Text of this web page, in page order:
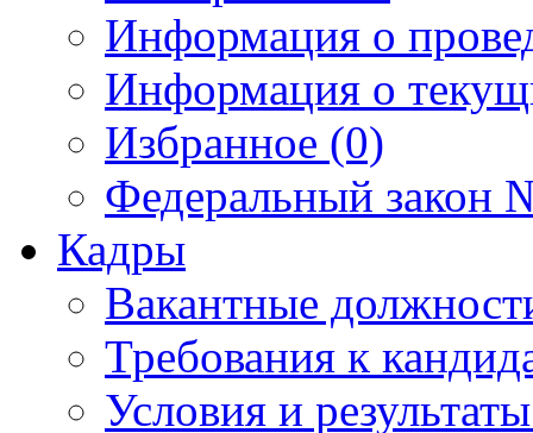
Информация о
Информация о
Избранное (0)
Федеральный закон
Кадры
Вакантные
Требования к
Условия и